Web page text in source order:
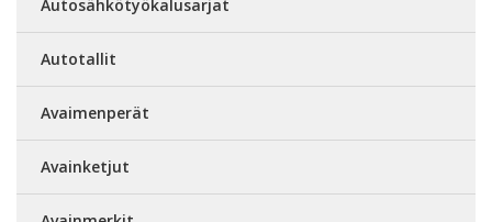
Autosähkötyökalusarjat
Autotallit
Avaimenperät
Avainketjut